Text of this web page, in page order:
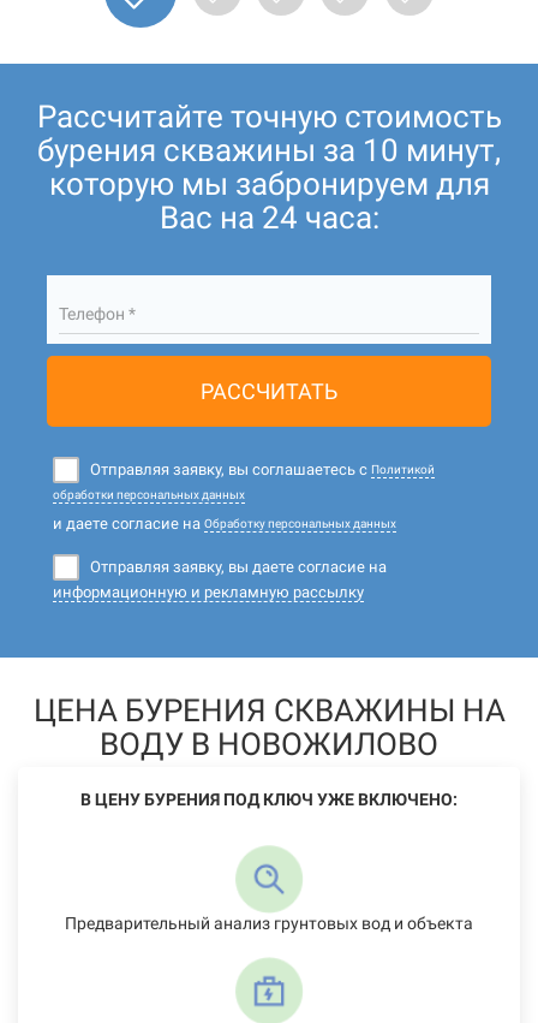
Рассчитайте точную стоимость
бурения скважины за 10 минут,
которую мы забронируем для
Вас на 24 часа:
Телефон *
РАССЧИТАТЬ
Отправляя заявку, вы соглашаетесь с Политикой
обработки персональных данных
и даете согласие на Обработку персональных данных
Отправляя заявку, вы даете согласие на
информационную и рекламную рассылку
ЦЕНА БУРЕНИЯ СКВАЖИНЫ НА
ВОДУ В НОВОЖИЛОВО
В ЦЕНУ БУРЕНИЯ ПОД КЛЮЧ УЖЕ ВКЛЮЧЕНО:
Предварительный анализ грунтовых вод и объекта